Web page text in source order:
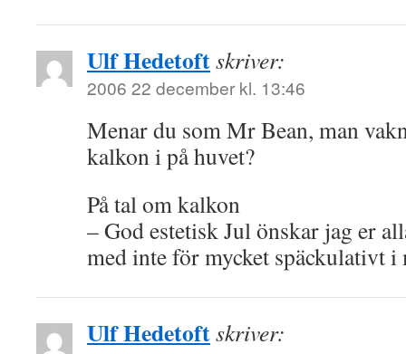
Ulf Hedetoftskriver:
2006 22 december kl. 13:46
Menar du som Mr Bean, man
kalkon i på huvet?
På tal om kalkon
– God estetisk Jul önskar jag er
med inte för mycket späckulativt i
Ulf Hedetoftskriver: